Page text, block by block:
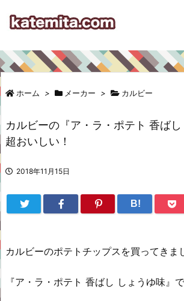
ホーム > メーカー > カルビー
カルビーの『ア・ラ・ポテト 香ば
超おいしい！
2018年11月15日
B!
カルビーのポテトチップスを買ってきま
『ア・ラ・ポテト 香ばし しょうゆ味』で